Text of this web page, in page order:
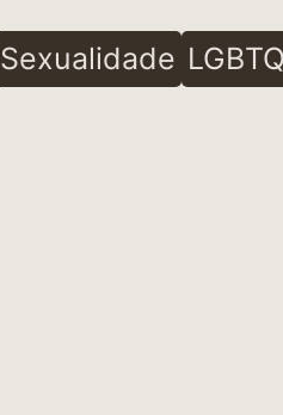
Sexualidade